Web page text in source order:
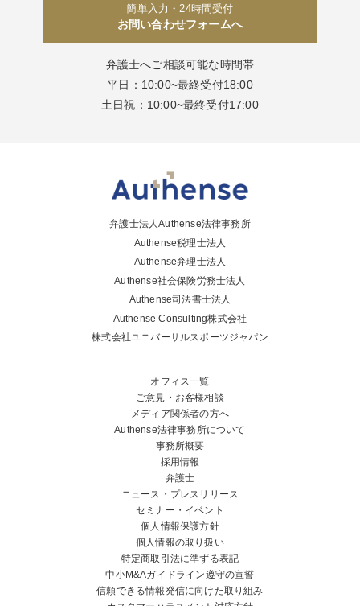
簡単入力・24時間受付
お問い合わせフォームへ
弁護士へご相談可能な時間帯
平日：10:00~最終受付18:00
土日祝：10:00~最終受付17:00
弁護士法人Authense法律事務所
Authense税理士法人
Authense弁理士法人
Authense社会保険労務士法人
Authense司法書士法人
Authense Consulting株式会社
株式会社ユニバーサルスポーツジャパン
オフィス一覧
ご意見・お客様相談
メディア関係者の方へ
Authense法律事務所について
事務所概要
採用情報
弁護士
ニュース・プレスリリース
セミナー・イベント
個人情報保護方針
個人情報の取り扱い
特定商取引法に準ずる表記
中小M&Aガイドライン遵守の宣誓
信頼できる情報発信に向けた取り組み